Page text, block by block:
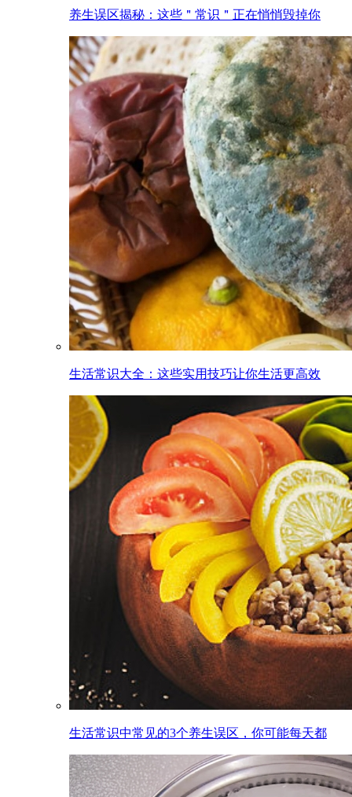
养生误区揭秘：这些＂常识＂正在悄悄毁掉你
生活常识大全：这些实用技巧让你生活更高效
生活常识中常见的3个养生误区，你可能每天都